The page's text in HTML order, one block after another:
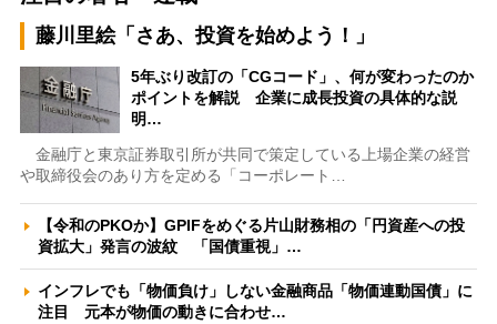
藤川里絵「さあ、投資を始めよう！」
5年ぶり改訂の「CGコード」、何が変わったのか
ポイントを解説 企業に成長投資の具体的な説
明…
金融庁と東京証券取引所が共同で策定している上場企業の経営
や取締役会のあり方を定める「コーポレート…
【令和のPKOか】GPIFをめぐる片山財務相の「円資産への投
資拡大」発言の波紋 「国債重視」…
インフレでも「物価負け」しない金融商品「物価連動国債」に
注目 元本が物価の動きに合わせ…